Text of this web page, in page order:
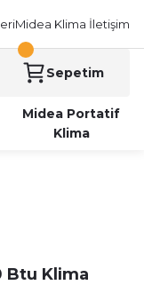
Midea Klima İletişim
Sepetim
Midea Portatif
Klima
Btu Klima